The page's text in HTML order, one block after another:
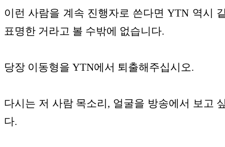
이런 사람을 계속 진행자로 쓴다면 YTN 역시
표명한 거라고 볼 수밖에 없습니다.
당장 이동형을 YTN에서 퇴출해주십시오.
다시는 저 사람 목소리, 얼굴을 방송에서 보고
다.